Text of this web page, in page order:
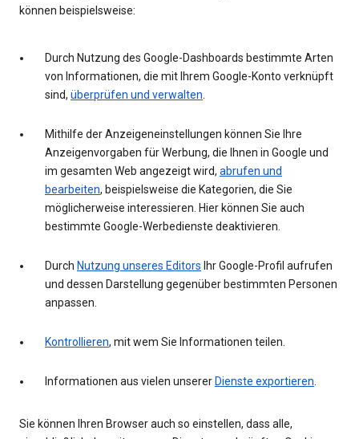
können beispielsweise:
Durch Nutzung des Google-Dashboards bestimmte Arten
von Informationen, die mit Ihrem Google-Konto verknüpft
sind, überprüfen und verwalten.
Mithilfe der Anzeigeneinstellungen können Sie Ihre
Anzeigenvorgaben für Werbung, die Ihnen in Google und
im gesamten Web angezeigt wird, abrufen und
bearbeiten, beispielsweise die Kategorien, die Sie
möglicherweise interessieren. Hier können Sie auch
bestimmte Google-Werbedienste deaktivieren.
Durch Nutzung unseres Editors Ihr Google-Profil aufrufen
und dessen Darstellung gegenüber bestimmten Personen
anpassen.
Kontrollieren, mit wem Sie Informationen teilen.
Informationen aus vielen unserer Dienste exportieren.
Sie können Ihren Browser auch so einstellen, dass alle,